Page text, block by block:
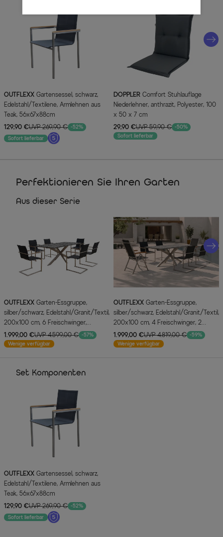
OUTFLEXX
Edelstahl/Textilene, Armlehnen aus
Teak, 56x67x88cm
129,90 €UVP 269,90 € -52%
Sofort lieferbar
DOPPLER
Niederlehner, anthrazit, Polyester, 100
x 50 x 7 cm
29,90 €UVP 59,90 € -50%
Sofort lieferbar
Perfektionieren Sie Ihren Garten
Aus dieser Serie
OUTFLEXX
silber/schwarz, Edelstahl/Granit/Textil,
200x100 cm, 6 Freischwinger,
padded, Armlehnen aus Teak
1.999,00 €UVP 4.599,00 € -57%
Wenige verfügbar
OUTFLEXX
silber/schwarz, Edelstahl/Granit/Textil,
200x100 cm, 4 Freischwinger, 2
Klappstühle, padded, Armlehnen aus
Teak
1.999,00 €UVP 4.819,00 € -59%
Wenige verfügbar
Set Komponenten
OUTFLEXX
Edelstahl/Textilene, Armlehnen aus
Teak, 56x67x88cm
129,90 €UVP 269,90 € -52%
Sofort lieferbar